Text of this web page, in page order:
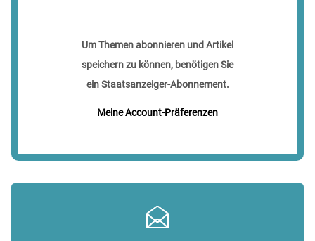
Um Themen abonnieren und Artikel
speichern zu können, benötigen Sie
ein Staatsanzeiger-Abonnement.
Meine Account-Präferenzen